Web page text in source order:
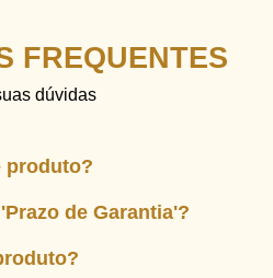
FREQUENTES
dúvidas
produto?
de Garantia'?